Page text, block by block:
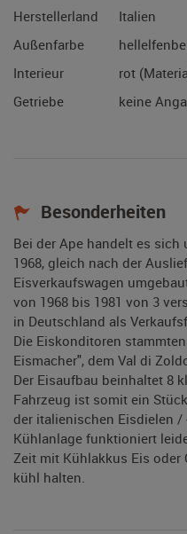
Herstellerland
Italien
Außenfarbe
Interieur
rot
Getriebe
keine
Besonderheiten
Bei der Ape handelt es sich
1968, gleich nach der
Eisverkaufswagen
von 1968 bis 1981 von 3
in Deutschland als
Die Eiskonditoren
Eismacher", dem Val di
Der Eisaufbau beinhaltet 8
Fahrzeug ist somit ein
der italienischen Eisdielen
Kühlanlage funktioniert
Zeit mit Kühlakkus Eis oder
kühl halten.